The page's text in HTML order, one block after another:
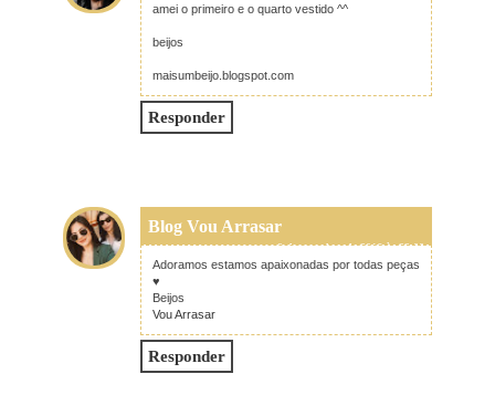
amei o primeiro e o quarto vestido ^^
beijos
maisumbeijo.blogspot.com
Responder
Blog Vou Arrasar
9 de setembro de 2016 às 22:00
Adoramos estamos apaixonadas por todas peças
♥
Beijos
Vou Arrasar
Responder